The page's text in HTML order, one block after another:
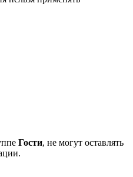
Гости, не могут оставлять